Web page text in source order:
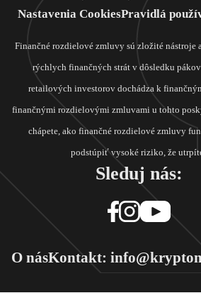
Nastavenia CookiesPravidlá
Finančné rozdielové zmluvy sú zložité nástroje
rýchlych finančných strát v dôsledku
retailových investorov dochádza k
finančnými rozdielovými zmluvami u tohto
chápete, ako finančné rozdielové zmluvy
podstúpiť vysoké riziko, že
Sleduj nás:
O násKontakt: